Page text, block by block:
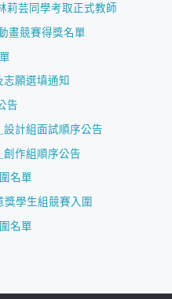
莉芸同學考取正式教師
畫競賽得獎名單
願選填通知
告
計組面試順序公告
作組順序公告
名單
獎學生組競賽入圍
名單